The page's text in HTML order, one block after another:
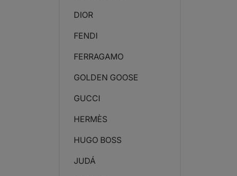
DIOR
FENDI
FERRAGAMO
GOLDEN GOOSE
GUCCI
HERMÈS
HUGO BOSS
JUDÁ